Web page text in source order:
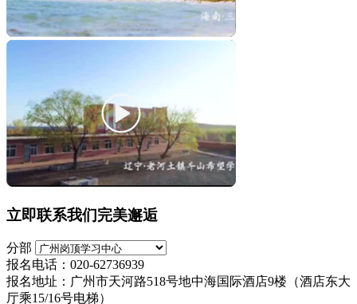
立即联系我们完美邂逅
分部
报名电话：020-62736939
报名地址：广州市天河路518号地中海国际酒店9楼（酒店东大
厅乘15/16号电梯）